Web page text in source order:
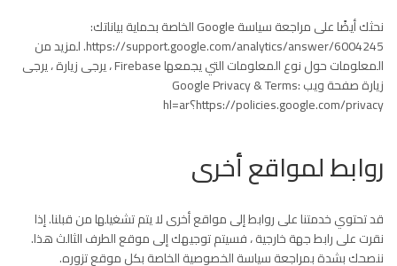
نحثك أيضًا على مراجعة سياسة Google الخاصة بحماية بياناتك:
https://support.google.com/analytics/answer/6004245. لمزيد من
المعلومات حول نوع المعلومات التي يجمعها Firebase ، يرجى زيارة ، يرجى
زيارة صفحة ويب Google Privacy & Terms:
https://policies.google.com/privacy؟hl=ar
روابط لمواقع أخرى
قد تحتوي خدمتنا على روابط إلى مواقع أخرى لا يتم تشغيلها من قبلنا. إذا
نقرت على رابط جهة خارجية ، فسيتم توجيهك إلى موقع الطرف الثالث هذا.
ننصحك بشدة بمراجعة سياسة الخصوصية الخاصة بكل موقع تزوره.